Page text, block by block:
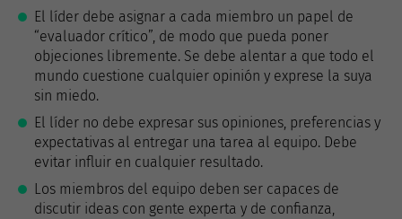
El líder debe asignar a cada miembro un papel de
“evaluador crítico”, de modo que pueda poner
objeciones libremente. Se debe alentar a que todo el
mundo cuestione cualquier opinión y exprese la suya
sin miedo.
El líder no debe expresar sus opiniones, preferencias y
expectativas al entregar una tarea al equipo. Debe
evitar influir en cualquier resultado.
Los miembros del equipo deben ser capaces de
discutir ideas con gente experta y de confianza,